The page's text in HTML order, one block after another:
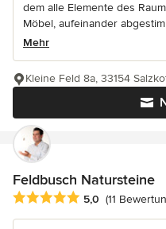
dem alle Elemente des
Möbel, aufeinander
Mehr
Kleine Feld 8a, 33154
Feldbusch Natursteine
Durchschnittliche
5,0 (11